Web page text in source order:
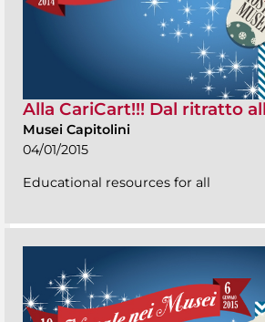
Alla CariCart!!! Dal ritratto
Musei Capitolini
04/01/2015
Educational resources for all